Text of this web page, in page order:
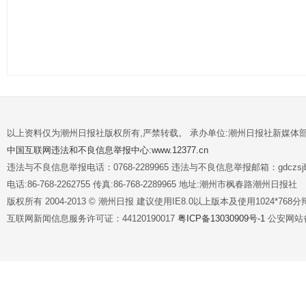
以上资料仅为潮州日报社版权所有,严禁转载。 承办单位:潮州日报社新媒体
中国互联网违法和不良信息举报中心:www.12377.cn
违法与不良信息举报电话：0768-2289965 违法与不良信息举报邮箱：
电话:86-768-2262755 传真:86-768-2289965 地址:潮州市枫春路潮州日报社
版权所有 2004-2013 © 潮州日报 建议使用IE8.0以上版本及使用1024*768分
互联网新闻信息服务许可证：44120190017 粤ICP备13030909号-1 公安网站